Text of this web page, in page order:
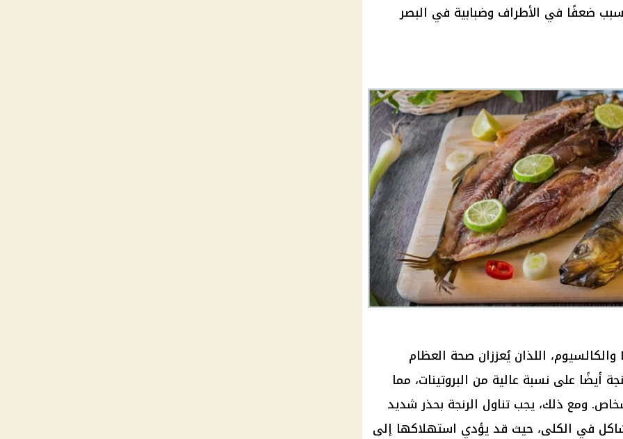
ضعفًا في الأطراف وضبابية في البصر
صحة العظام
أيضًا على نسبة عالية من البروتينات، مما
ومع ذلك، يجب تناول الرنجة بحذر شديد
في الكلى، حيث قد يؤدي استهلاكها إلى